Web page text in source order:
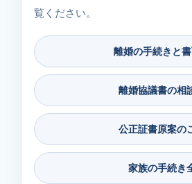
覧ください。
離婚の手続きと
離婚協議書の相
公正証書原案の
家族の手続き